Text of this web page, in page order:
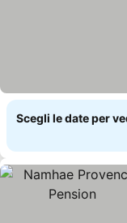
Scegli le date per